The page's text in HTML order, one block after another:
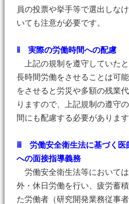
員の投票や挙手等で選出しな
いても注意が必要です。
ⅱ 実際の労働時間への配慮
上記の規制を遵守していた
長時間労働をさせることは可
をさせると労災や多額の残業
りますので、上記規制の遵守
間にも配慮する必要があります
ⅲ 労働安全衛生法に基づく医
への面接指導義務
労働安全衛生法等において
外・休日労働を行い、疲労蓄
た労働者（研究開発業務従事